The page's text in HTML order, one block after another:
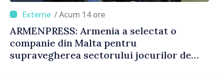
/ Acum 14 ore
ARMENPRESS: Armenia a selectat o
companie din Malta pentru
supravegherea sectorului jocurilor de